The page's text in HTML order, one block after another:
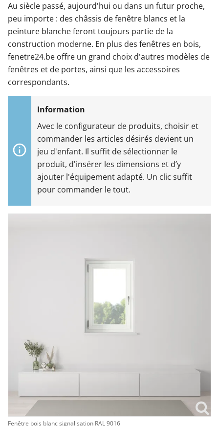
Au siècle passé, aujourd'hui ou dans un futur proche,
peu importe : des châssis de fenêtre blancs et la
peinture blanche feront toujours partie de la
construction moderne. En plus des fenêtres en bois,
fenetre24.be offre un grand choix d'autres modèles de
fenêtres et de portes, ainsi que les accessoires
correspondants.
Avec le configurateur de produits, choisir et
commander les articles désirés devient un
jeu d'enfant. Il suffit de sélectionner le
produit, d'insérer les dimensions et d’y
ajouter l'équipement adapté. Un clic suffit
pour commander le tout.
Fenêtre bois blanc signalisation RAL 9016